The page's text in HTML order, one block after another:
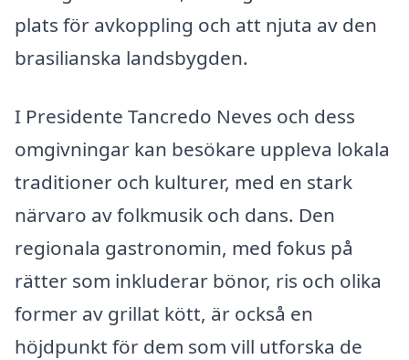
plats för avkoppling och att njuta av den
brasilianska landsbygden.
I Presidente Tancredo Neves och dess
omgivningar kan besökare uppleva lokala
traditioner och kulturer, med en stark
närvaro av folkmusik och dans. Den
regionala gastronomin, med fokus på
rätter som inkluderar bönor, ris och olika
former av grillat kött, är också en
höjdpunkt för dem som vill utforska de